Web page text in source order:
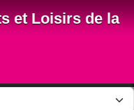
et Loisirs de la